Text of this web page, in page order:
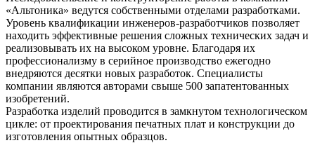
«Альтоника» ведутся собственными отделами разработками.
Уровень квалификации инженеров-разработчиков позволяет
находить эффективные решения сложных технических задач и
реализовывать их на высоком уровне. Благодаря их
профессионализму в серийное производство ежегодно
внедряются десятки новых разработок. Специалисты
компании являются авторами свыше 500 запатентованных
изобретений.
Разработка изделий проводится в замкнутом технологическом
цикле: от проектирования печатных плат и конструкции до
изготовления опытных образцов.